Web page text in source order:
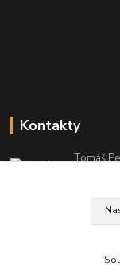
Kontakty
Tomáš